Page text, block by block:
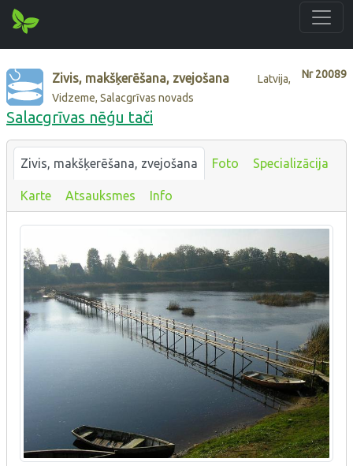
Nr20089
Zivis, makšķerēšana, zvejošana
Latvija,
Vidzeme, Salacgrīvas novads
Salacgrīvas nēģu tači
Zivis, makšķerēšana, zvejošana Foto Specializācija
Karte Atsauksmes Info